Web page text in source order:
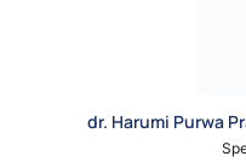
dr. Harumi Purwa